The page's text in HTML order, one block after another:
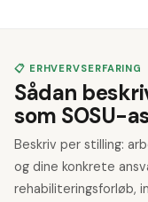
📋 ERHVERVSERFARING
Sådan
som SOSU-
Beskriv per stilling:
og dine konkrete
rehabiliteringsforløb,